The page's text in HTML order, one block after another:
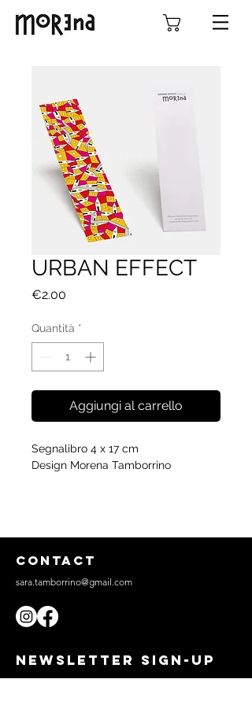
URBAN EFFECT
€2.00
Quantità *
Aggiungi al carrello
Segnalibro 4 x 17 cm
Design Morena Tamborrino
CONTACT
sara.tamborrino@gmail.com
NEWSLETTER SIGN-UP